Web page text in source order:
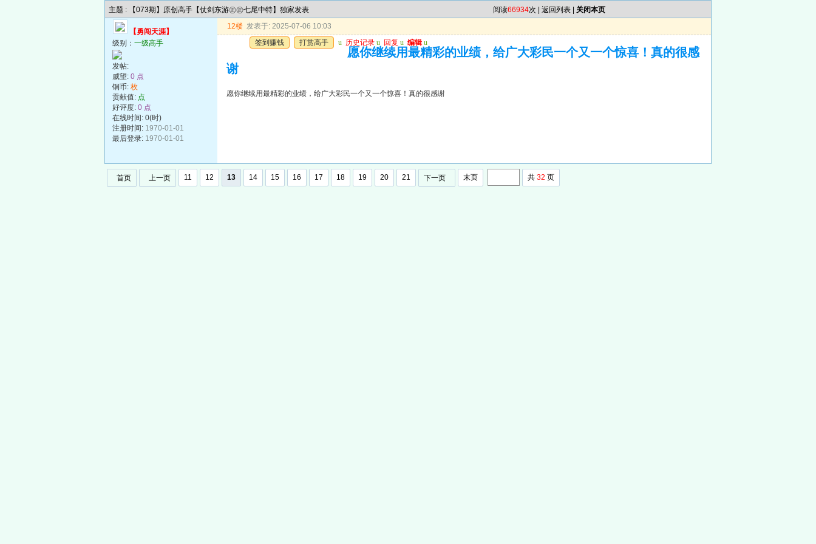
主题 : 【073期】原创高手【仗剑东游㊣㊣七尾中特】独家发表 阅读66934次 | 返回列表 关闭本页
【勇闯天涯】
级别： 一级高手
发帖:
威望: 0 点
铜币: 枚
贡献值: 点
好评度: 0 点
在线时间: 0(时)
注册时间: 1970-01-01
最后登录: 1970-01-01
12楼 发表于: 2025-07-06 10:03
签到赚钱
打赏高手 u 历史记录 u 回复 u 编辑 u
愿你继续用最精彩的业绩，给广大彩民一个又一个惊喜！真的很感
谢
愿你继续用最精彩的业绩，给广大彩民一个又一个惊喜！真的很感谢
首页 上一页 11 12 13 14 15 16 17 18 19 20 21 下一页 末页 共 32 页